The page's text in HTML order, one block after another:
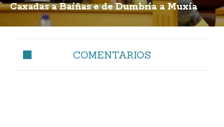
Caxadas a Baíñas e de Dumbría a Muxía
COMENTARIOS